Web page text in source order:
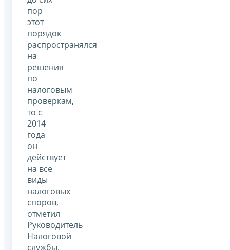
пор
этот
порядок
распространялся
на
решения
по
налоговым
проверкам,
то с
2014
года
он
действует
на все
виды
налоговых
споров,
отметил
Руководитель
Налоговой
службы.